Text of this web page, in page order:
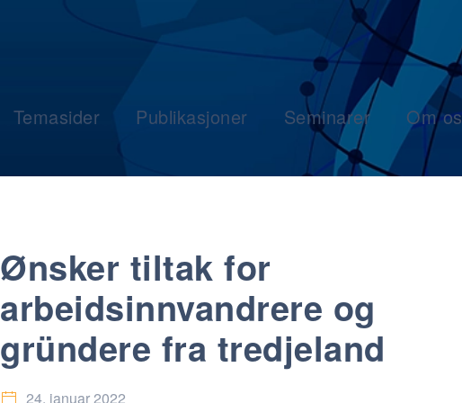
Temasider Publikasjoner Seminarer Om
Ønsker tiltak for
arbeidsinnvandrere og
gründere fra tredjeland
24. januar 2022